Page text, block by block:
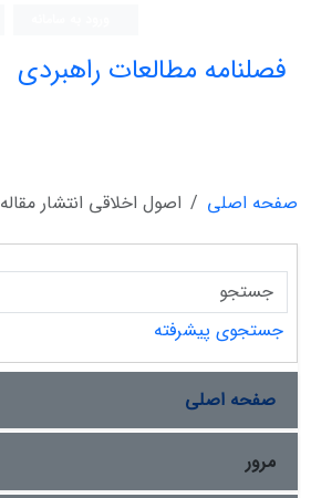
فصلنامه مطالعات راهبردی
صفحه اصلی اصول اخلاقی انتشار مقاله
جستجوی پیشرفته
صفحه اصلی
مرور